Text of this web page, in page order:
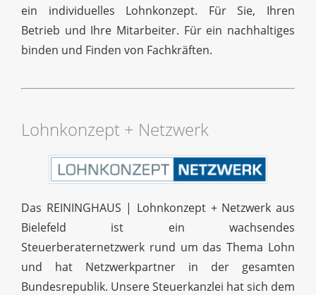
ein individuelles Lohnkonzept. Für Sie, Ihren
Betrieb und Ihre Mitarbeiter. Für ein nachhaltiges
binden und Finden von Fachkräften.
Lohnkonzept + Netzwerk
Das REININGHAUS | Lohnkonzept + Netzwerk aus
Bielefeld ist ein wachsendes
Steuerberaternetzwerk rund um das Thema Lohn
und hat Netzwerkpartner in der gesamten
Bundesrepublik. Unsere Steuerkanzlei hat sich dem